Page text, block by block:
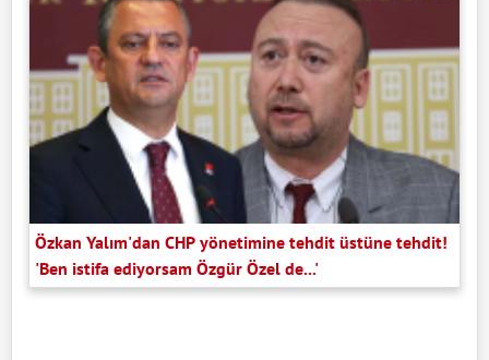
Özkan Yalım'dan CHP yönetimine tehdit üstüne tehdit!
'Ben istifa ediyorsam Özgür Özel de...'